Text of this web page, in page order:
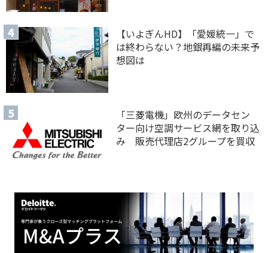
【いよぎんHD】「愛媛統一」で
は終わらない？地銀再編の未来予
想図は
「三菱電機」欧州のデータセン
ター向け空調サービス網を取り込
み 販売代理店2グループを買収